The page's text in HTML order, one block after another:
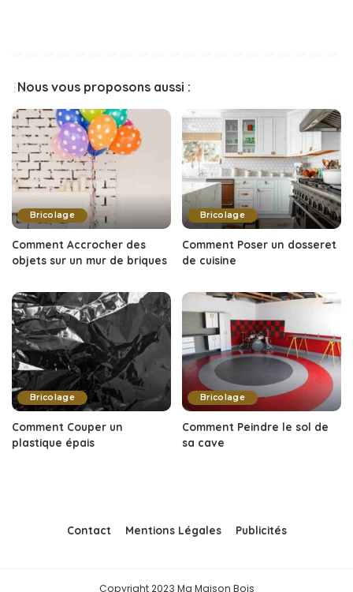
Nous vous proposons aussi :
Bricolage
Comment Accrocher des
objets sur un mur de briques
Bricolage
Comment Poser un dosseret
de cuisine
Bricolage
Comment Couper un
plastique épais
Bricolage
Comment Peindre le sol de
sa cave
Contact Mentions Légales Publicités
Copyright 2023 Ma Maison Bois